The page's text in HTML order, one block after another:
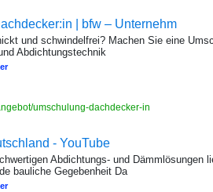
| bfw – Unternehm
und schwindelfrei? Machen Sie eine
Abdichtungstechnik
umschulung-dachdecker-in
- YouTube
Abdichtungs- und Dämmlösungen
bauliche Gegebenheit Da